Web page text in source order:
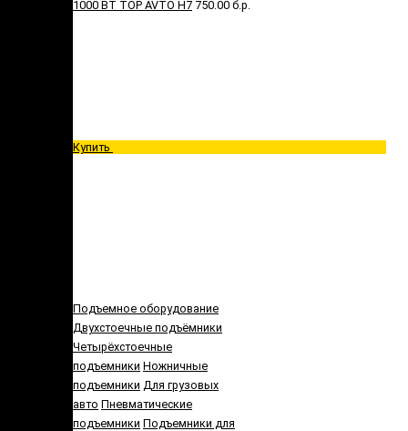
1000 ВТ TOP AVTO H7 750.00 б.р.
Купить
Подъемное оборудование
Двухстоечные подъёмники
Четырёхстоечные
подъемники Ножничные
подъемники Для грузовых
авто Пневматические
подъемники Подъемники для